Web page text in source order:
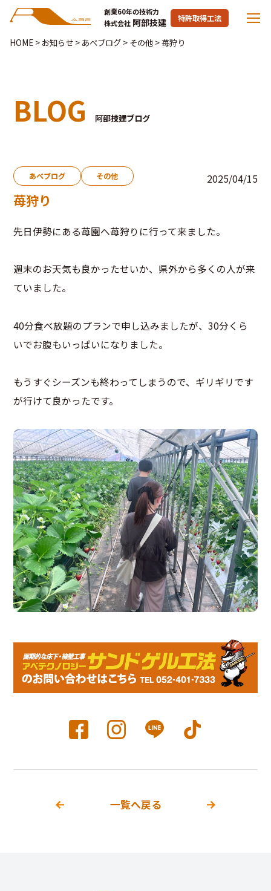
創業60年の技術力
株式会社 阿部技建 特許取得工法
HOME> お知らせ> あべブログ> その他>苺狩り
BLOG 阿部技建ブログ
あべブログ その他 2025/04/15
苺狩り
先日伊勢にある苺園へ苺狩りに行って来ました。
週末のお天気も良かったせいか、県外から多くの人が来
ていました。
40分食べ放題のプランで申し込みましたが、30分くら
いでお腹もいっぱいになりました。
もうすぐシーズンも終わってしまうので、ギリギリです
が行けて良かったです。
一覧へ戻る